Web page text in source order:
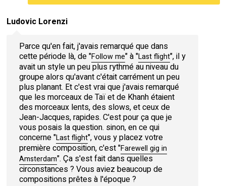
Ludovic Lorenzi
Parce qu'en fait, j'avais remarqué que dans
cette période là, de "Follow me" à "Last flight", il y
avait un style un peu plus rythmé au niveau du
groupe alors qu'avant c'était carrément un peu
plus planant. Et c'est vrai que j'avais remarqué
que les morceaux de Taï et de Khanh étaient
des morceaux lents, des slows, et ceux de
Jean-Jacques, rapides. C'est pour ça que je
vous posais la question. sinon, en ce qui
concerne "Last flight", vous y placez votre
première composition, c'est "Farewell gig in
Amsterdam". Ça s'est fait dans quelles
circonstances ? Vous aviez beaucoup de
compositions prêtes à l'époque ?